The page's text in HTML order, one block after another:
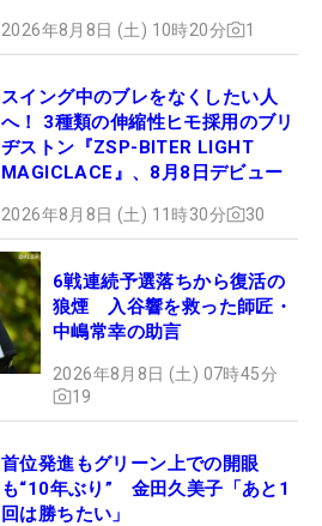
2026年8月8日 (土) 10時20分 1
スイング中のブレをなくしたい人
へ！ 3種類の伸縮性ヒモ採用のブリ
ヂストン『ZSP-BITER LIGHT
MAGICLACE』、8月8日デビュー
2026年8月8日 (土) 11時30分 30
6戦連続予選落ちから復活の
狼煙 入谷響を救った師匠・
中嶋常幸の助言
2026年8月8日 (土) 07時45分
19
首位発進もグリーン上での開眼
も“10年ぶり” 金田久美子「あと1
回は勝ちたい」